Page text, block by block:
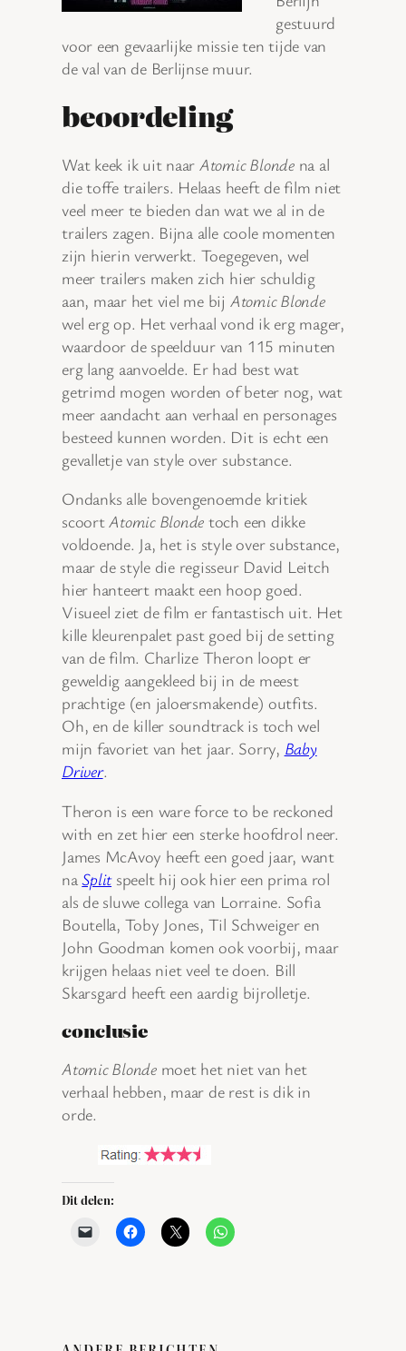
gestuurd
voor een gevaarlijke missie ten tijde van
de val van de Berlijnse muur.
beoordeling
Wat keek ik uit naar Atomic Blondena al
die toffe trailers. Helaas heeft de film niet
veel meer te bieden dan wat we al in de
trailers zagen. Bijna alle coole momenten
zijn hierin verwerkt. Toegegeven, wel
meer trailers maken zich hier schuldig
aan, maar het viel me bij Atomic Blonde
wel erg op. Het verhaal vond ik erg mager,
waardoor de speelduur van 115 minuten
erg lang aanvoelde. Er had best wat
getrimd mogen worden of beter nog, wat
meer aandacht aan verhaal en personages
besteed kunnen worden. Dit is echt een
gevalletje van style over substance.
Ondanks alle bovengenoemde kritiek
scoortAtomic Blonde toch een dikke
voldoende. Ja, het is style over substance,
maar de style die regisseur David Leitch
hier hanteert maakt een hoop goed.
Visueel ziet de film er fantastisch uit. Het
kille kleurenpalet past goed bij de setting
van de film. Charlize Theron loopt er
geweldig aangekleed bij in de meest
prachtige (en jaloersmakende) outfits.
Oh, en de killer soundtrack is toch wel
mijn favoriet van het jaar. Sorry, Baby
Driver.
Theron is een ware force to be reckoned
with en zet hier een sterke hoofdrol neer.
James McAvoy heeft een goed jaar, want
naSplitspeelt hij ook hier een prima rol
als de sluwe collega van Lorraine. Sofia
Boutella, Toby Jones, Til Schweiger en
John Goodman komen ook voorbij, maar
krijgen helaas niet veel te doen. Bill
Skarsgard heeft een aardig bijrolletje.
conclusie
Atomic Blondemoet het niet van het
verhaal hebben, maar de rest is dik in
orde.
Dit delen: